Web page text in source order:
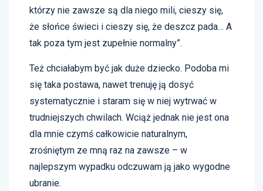
którzy nie zawsze są dla niego mili, cieszy się,
że słońce świeci i cieszy się, że deszcz pada… A
tak poza tym jest zupełnie normalny”.
Też chciałabym być jak duże dziecko. Podoba mi
się taka postawa, nawet trenuję ją dosyć
systematycznie i staram się w niej wytrwać w
trudniejszych chwilach. Wciąż jednak nie jest ona
dla mnie czymś całkowicie naturalnym,
zrośniętym ze mną raz na zawsze – w
najlepszym wypadku odczuwam ją jako wygodne
ubranie.